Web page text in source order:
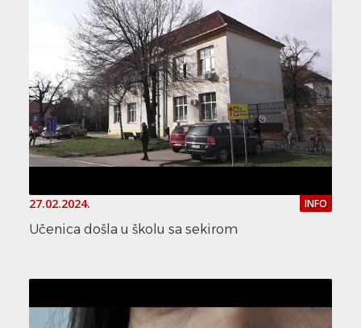
27.02.2024. INFO
Učenica došla u školu sa sekirom